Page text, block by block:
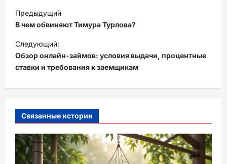
Н
а
в
и
г
а
я
з
Предыдущий
В чем обвиняют Тимура Турлова?
Следующий:
Обзор онлайн-займов: условия выдачи, процентные
ставки и требования к заемщикам
Связанные истории